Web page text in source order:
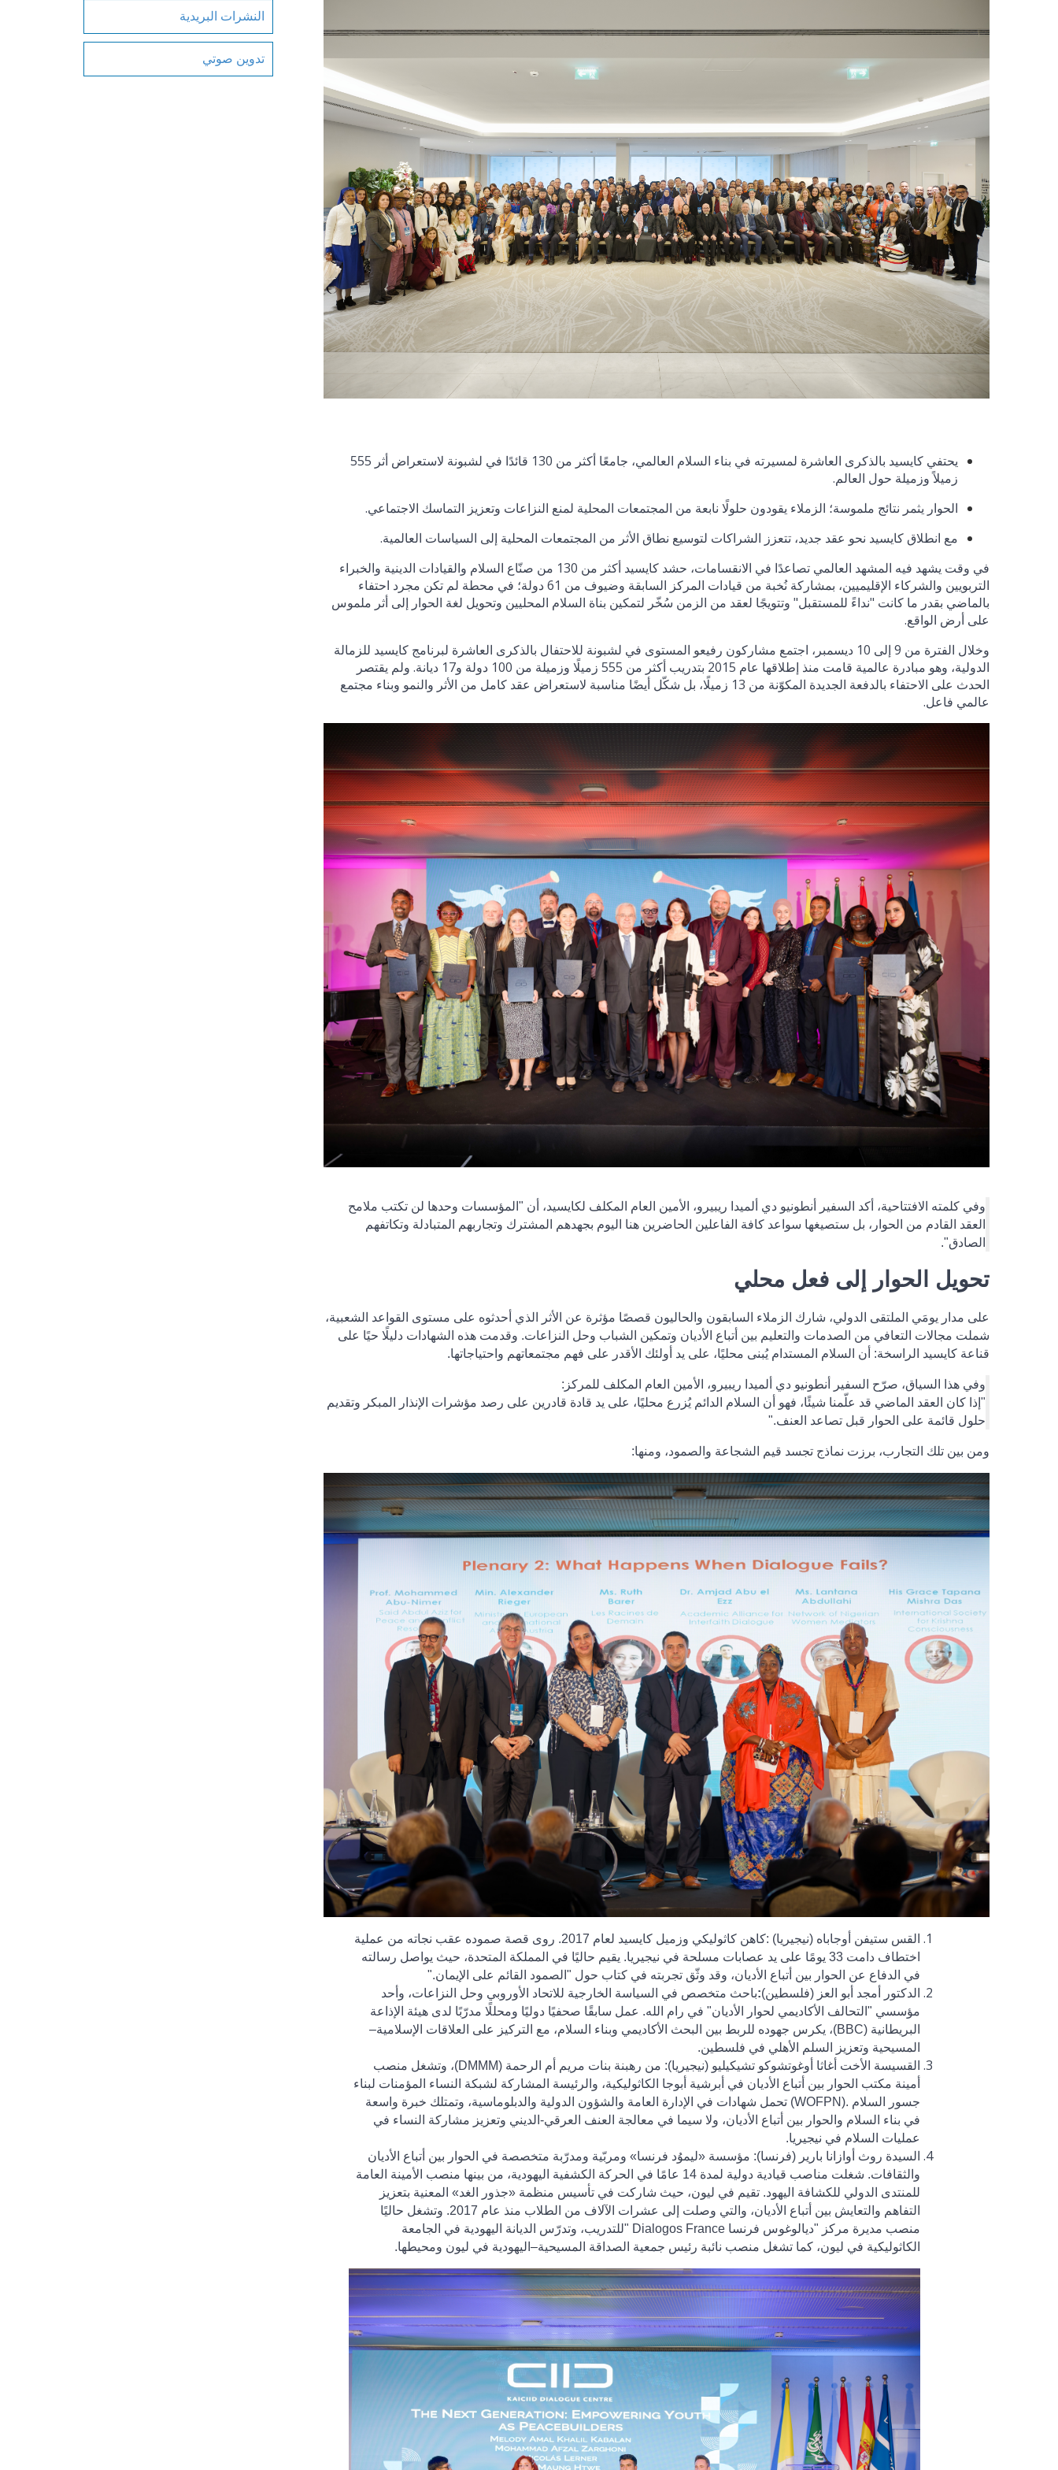
يحتفي كايسيد بالذكرى العاشرة لمسيرته في بناء السلام العالمي، جامعًا أكثر من 130 قائدًا في لشبونة لاستعراض أثر 555
زميلاً وزميلة حول العالم.
الحوار يثمر نتائج ملموسة؛ الزملاء يقودون حلولًا نابعة من المجتمعات المحلية لمنع النزاعات وتعزيز التماسك الاجتماعي.
مع انطلاق كايسيد نحو عقد جديد، تتعزز الشراكات لتوسيع نطاق الأثر من المجتمعات المحلية إلى السياسات العالمية.
في وقت يشهد فيه المشهد العالمي تصاعدًا في الانقسامات، حشد كايسيد أكثر من 130 من صنّاع السلام والقيادات الدينية والخبراء
التربويين والشركاء الإقليميين، بمشاركة نُخبة من قيادات المركز السابقة وضيوف من 61 دولة؛ في محطة لم تكن مجرد احتفاء
بالماضي بقدر ما كانت "نداءً للمستقبل" وتتويجًا لعقد من الزمن سُخّر لتمكين بناة السلام المحليين وتحويل لغة الحوار إلى أثر ملموس
على أرض الواقع.
وخلال الفترة من 9 إلى 10 ديسمبر، اجتمع مشاركون رفيعو المستوى في لشبونة للاحتفال بالذكرى العاشرة لبرنامج كايسيد للزمالة
الدولية، وهو مبادرة عالمية قامت منذ إطلاقها عام 2015 بتدريب أكثر من 555 زميلًا وزميلة من 100 دولة و17 ديانة. ولم يقتصر
الحدث على الاحتفاء بالدفعة الجديدة المكوّنة من 13 زميلًا، بل شكّل أيضًا مناسبة لاستعراض عقد كامل من الأثر والنمو وبناء مجتمع
عالمي فاعل.
وفي كلمته الافتتاحية، أكد السفير أنطونيو دي ألميدا ريبيرو، الأمين العام المكلف لكايسيد، أن "المؤسسات وحدها لن تكتب ملامح
العقد القادم من الحوار، بل ستصيغها سواعد كافة الفاعلين الحاضرين هنا اليوم بجهدهم المشترك وتجاربهم المتبادلة وتكاتفهم
الصادق".
تحويل الحوار إلى فعل محلي
على مدار يومَي الملتقى الدولي، شارك الزملاء السابقون والحاليون قصصًا مؤثرة عن الأثر الذي أحدثوه على مستوى القواعد الشعبية،
شملت مجالات التعافي من الصدمات والتعليم بين أتباع الأديان وتمكين الشباب وحل النزاعات. وقدمت هذه الشهادات دليلًا حيًا على
قناعة كايسيد الراسخة: أن السلام المستدام يُبنى محليًا، على يد أولئك الأقدر على فهم مجتمعاتهم واحتياجاتها.
وفي هذا السياق، صرّح السفير أنطونيو دي ألميدا ريبيرو، الأمين العام المكلف للمركز :
" إذا كان العقد الماضي قد علّمنا شيئًا، فهو أن السلام الدائم يُزرع محليًا، على يد قادة قادرين على رصد مؤشرات الإنذار المبكر وتقديم
حلول قائمة على الحوار قبل تصاعد العنف".
ومن بين تلك التجارب، برزت نماذج تجسد قيم الشجاعة والصمود، ومنها:
القس ستيفن أوجاباه (نيجيريا) :
كاهن كاثوليكي وزميل كايسيد لعام 2017. روى قصة صموده عقب نجاته من عملية
اختطاف دامت 33 يومًا على يد عصابات مسلحة في نيجيريا. يقيم حاليًا في المملكة المتحدة، حيث يواصل رسالته
في الدفاع عن الحوار بين أتباع الأديان، وقد وثّق تجربته في كتاب حول "الصمود القائم على الإيمان".
الدكتور أمجد أبو العز (فلسطين):باحث متخصص في السياسة الخارجية للاتحاد الأوروبي وحل النزاعات، وأحد
مؤسسي "التحالف الأكاديمي لحوار الأديان" في رام الله. عمل سابقًا صحفيًا دوليًا ومحللًا مدرّبًا لدى هيئة الإذاعة
البريطانية (BBC)، يكرس جهوده للربط بين البحث الأكاديمي وبناء السلام، مع التركيز على العلاقات الإسلامية–
المسيحية وتعزيز السلم الأهلي في فلسطين.
القسيسة الأخت أغاثا أوغوتشوكو تشيكيليو (نيجيريا): من رهبنة بنات مريم أم الرحمة (DMMM)، وتشغل منصب
أمينة مكتب الحوار بين أتباع الأديان في أبرشية أبوجا الكاثوليكية، والرئيسة المشاركة لشبكة النساء المؤمنات لبناء
جسور السلام (WOFPN). تحمل شهادات في الإدارة العامة والشؤون الدولية والدبلوماسية، وتمتلك خبرة واسعة
في بناء السلام والحوار بين أتباع الأديان، ولا سيما في معالجة العنف العرقي-الديني وتعزيز مشاركة النساء في
عمليات السلام في نيجيريا.
السيدة روث أوازانا بارير (فرنسا): مؤسسة «ليموُد فرنسا» ومربّية ومدرّبة متخصصة في الحوار بين أتباع الأديان
والثقافات. شغلت مناصب قيادية دولية لمدة 14 عامًا في الحركة الكشفية اليهودية، من بينها منصب الأمينة العامة
للمنتدى الدولي للكشافة اليهود. تقيم في ليون، حيث شاركت في تأسيس منظمة «جذور الغد» المعنية بتعزيز
التفاهم والتعايش بين أتباع الأديان، والتي وصلت إلى عشرات الآلاف من الطلاب منذ عام 2017. وتشغل حاليًا
منصب مديرة مركز "ديالوغوس فرنسا " Dialogos Franceللتدريب، وتدرّس الديانة اليهودية في الجامعة
الكاثوليكية في ليون، كما تشغل منصب نائبة رئيس جمعية الصداقة المسيحية–اليهودية في ليون ومحيطها.
النشرات البريدية
تدوين صوتي